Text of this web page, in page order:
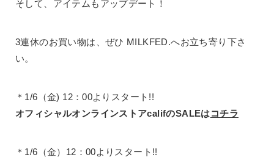
そして、アイテムもアップデート！
3連休のお買い物は、ぜひ MILKFED.へお立ち寄り下さ
い。
＊1/6（金) 12：00よりスタート!!
オフィシャルオンラインストアcalifのSALEはコチラ
＊1/6（金）12：00よりスタート!!